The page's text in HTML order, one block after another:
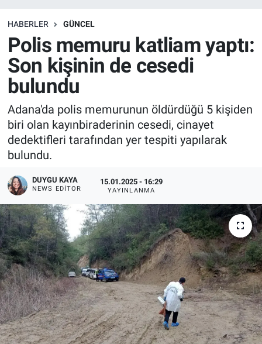
HABERLER GÜNCEL
Polis memuru katliam yaptı:
Son kişinin de cesedi
bulundu
Adana'da polis memurunun öldürdüğü 5 kişiden
biri olan kayınbiraderinin cesedi, cinayet
dedektifleri tarafından yer tespiti yapılarak
bulundu.
DUYGU KAYA
NEWS EDITOR
15.01.2025 - 16:29
YAYINLANMA